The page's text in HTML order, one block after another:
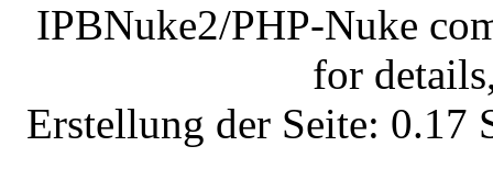
IPBNuke2/PHP-Nuke
for
Erstellung der Seite: 0.17